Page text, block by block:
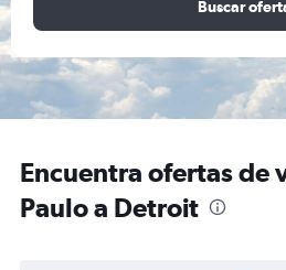
Buscar
Encuentra ofertas de
Paulo a Detroit